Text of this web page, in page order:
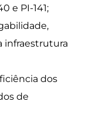
e PI-141;
infraestrutura
dos
de